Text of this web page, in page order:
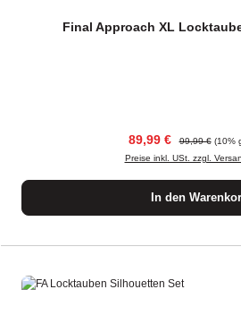
Final Approach XL
Verkaufspreis:
89,99 € Regulärer Preis:
99,99 € (10%
Preise inkl. USt. zzgl.
In den